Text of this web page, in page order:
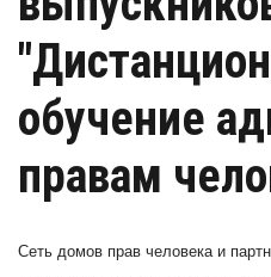
обучение
правам
Сеть домов прав человека и